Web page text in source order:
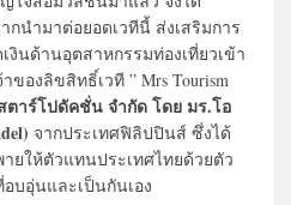
นำมาต่อยอดเวทีนี้ ส่งเสริมการ
งินด้านอุตสาหกรรมท่องเที่ยวเข้า
ของลิขสิทธิ์เวที ” Mrs Tourism
ตาร์โปดัคชั่น จำกัด โดย มร.โอ
จากประเทศฟิลิปปินส์ ซึ่งได้
ยให้ตัวแทนประเทศไทยด้วยตัว
บอุ่นและเป็นกันเอง